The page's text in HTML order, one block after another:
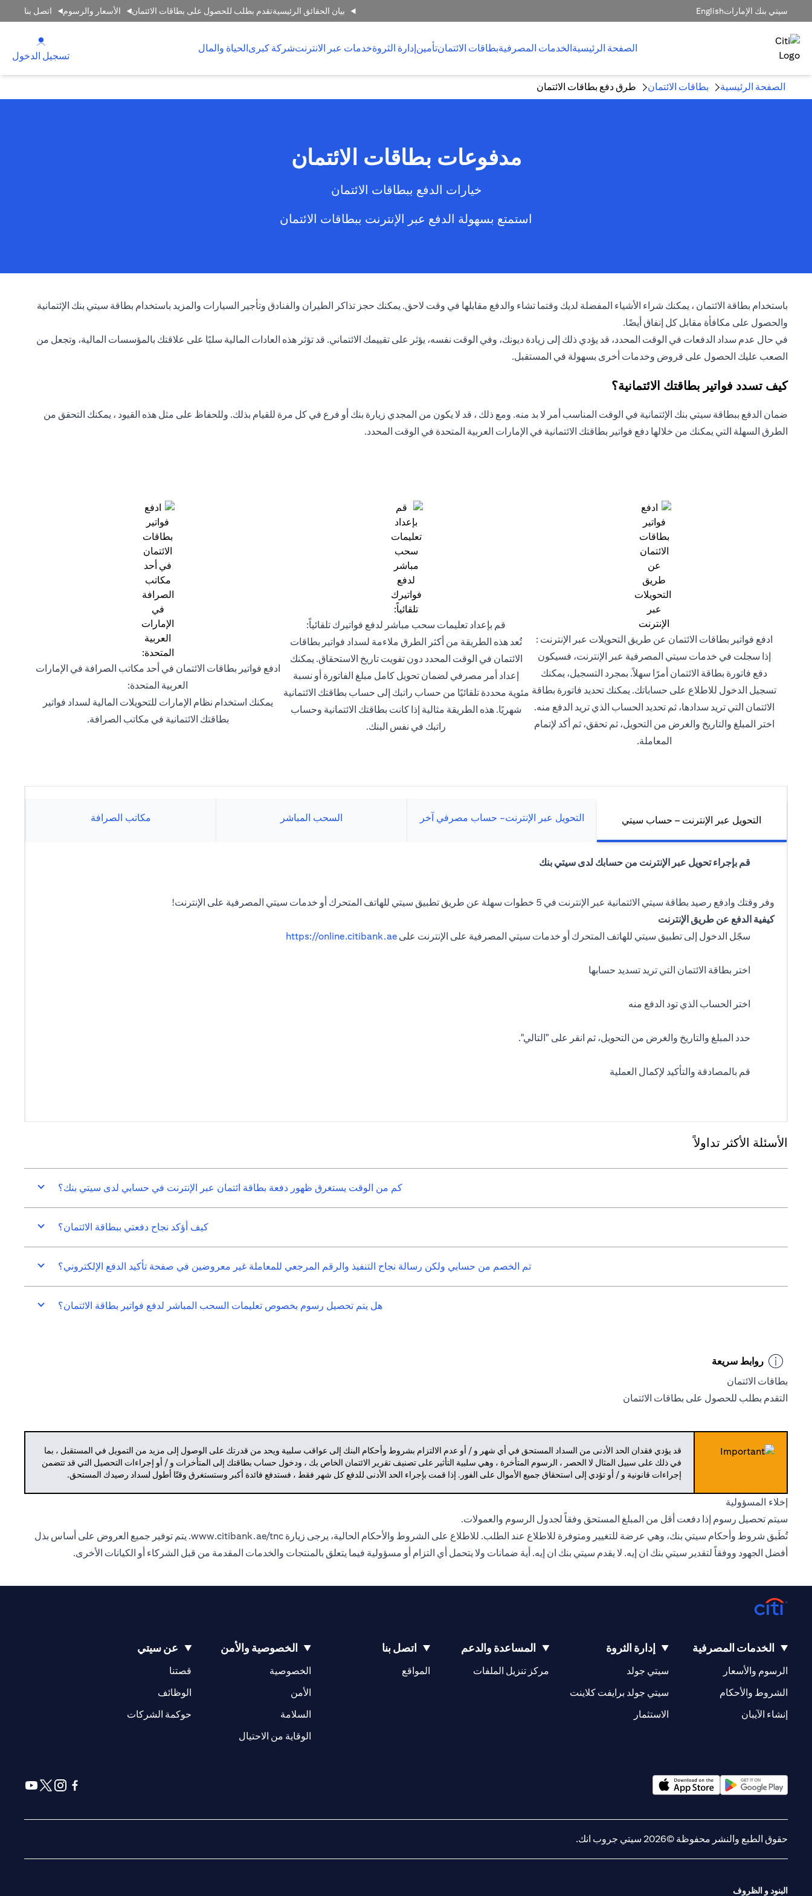
سيتي بنك الإماراتEnglish بيان الحقائق الرئيسيةتقدم بطلب للحصول على بطاقات الائتمان الأسعار والرسوم اتصل بنا
الصفحة الرئيسيةالخدمات المصرفيةبطاقات الائتمانتأمينإدارة الثروةخدمات عبر الانترنتشركة كبرىالحياة والمال
تسجيل الدخول
الصفحة الرئيسية بطاقات الائتمان طرق دفع بطاقات الائتمان
مدفوعات بطاقات الائتمان
خيارات الدفع ببطاقات الائتمان
استمتع بسهولة الدفع عبر الإنترنت ببطاقات الائتمان
باستخدام بطاقة الائتمان ، يمكنك شراء الأشياء المفضلة لديك وقتما تشاء والدفع مقابلها في وقت لاحق. يمكنك حجز تذاكر الطيران والفنادق وتأجير السيارات والمزيد باستخدام بطاقة سيتي بنك الإئتمانية
والحصول على مكافأة مقابل كل إنفاق أيضًا.
في حال عدم سداد الدفعات في الوقت المحدد، قد يؤدي ذلك إلى زيادة ديونك، وفي الوقت نفسه، يؤثر على تقييمك الائتماني. قد تؤثر هذه العادات المالية سلبًا على علاقتك بالمؤسسات المالية، وتجعل من
الصعب عليك الحصول على قروض وخدمات أخرى بسهولة في المستقبل.
كيف تسدد فواتير بطاقتك الائتمانية؟
ضمان الدفع ببطاقة سيتي بنك الإئتمانية في الوقت المناسب أمر لا بد منه. ومع ذلك ، قد لا يكون من المجدي زيارة بنك أو فرع في كل مرة للقيام بذلك. وللحفاظ على مثل هذه القيود ، يمكنك التحقق من
الطرق السهلة التي يمكنك من خلالها دفع فواتير بطاقتك الائتمانية في الإمارات العربية المتحدة في الوقت المحدد.
ادفع فواتير بطاقات الائتمان عن طريق التحويلات عبر الإنترنت :
إذا سجلت في خدمات سيتي المصرفية عبر الإنترنت، فسيكون
دفع فاتورة بطاقة الائتمان أمرًا سهلاً. بمجرد التسجيل، يمكنك
تسجيل الدخول للاطلاع على حساباتك. يمكنك تحديد فاتورة بطاقة
الائتمان التي تريد سدادها، ثم تحديد الحساب الذي تريد الدفع منه.
اختر المبلغ والتاريخ والغرض من التحويل، ثم تحقق، ثم أكد لإتمام
المعاملة.
قم بإعداد تعليمات سحب مباشر لدفع فواتيرك تلقائياً:
تُعد هذه الطريقة من أكثر الطرق ملاءمة لسداد فواتير بطاقات
الائتمان في الوقت المحدد دون تفويت تاريخ الاستحقاق. يمكنك
إعداد أمر مصرفي لضمان تحويل كامل مبلغ الفاتورة أو نسبة
مئوية محددة تلقائيًا من حساب راتبك إلى حساب بطاقتك الائتمانية
شهريًا. هذه الطريقة مثالية إذا كانت بطاقتك الائتمانية وحساب
راتبك في نفس البنك.
ادفع فواتير بطاقات الائتمان في أحد مكاتب الصرافة في الإمارات
العربية المتحدة:
يمكنك استخدام نظام الإمارات للتحويلات المالية لسداد فواتير
بطاقتك الائتمانية في مكاتب الصرافة.
التحويل عبر الإنترنت – حساب سيتي التحويل عبر الإنترنت- حساب مصرفي آخر السحب المباشر مكاتب الصرافة
قم بإجراء تحويل عبر الإنترنت من حسابك لدى سيتي بنك
وفر وقتك وادفع رصيد بطاقة سيتي الائتمانية عبر الإنترنت في 5 خطوات سهلة عن طريق تطبيق سيتي للهاتف المتحرك أو خدمات سيتي المصرفية على الإنترنت!
كيفية الدفع عن طريق الإنترنت
سجّل الدخول إلى تطبيق سيتي للهاتف المتحرك أو خدمات سيتي المصرفية على الإنترنت على https://online.citibank.ae
اختر بطاقة الائتمان التي تريد تسديد حسابها
اختر الحساب الذي تود الدفع منه
حدد المبلغ والتاريخ والغرض من التحويل، ثم انقر على "التالي".
قم بالمصادقة والتأكيد لإكمال العملية
الأسئلة الأكثر تداولاً
كم من الوقت يستغرق ظهور دفعة بطاقة ائتمان عبر الإنترنت في حسابي لدى سيتي بنك؟
كيف أؤكد نجاح دفعتي ببطاقة الائتمان؟
تم الخصم من حسابي ولكن رسالة نجاح التنفيذ والرقم المرجعي للمعاملة غير معروضين في صفحة تأكيد الدفع الإلكتروني؟
هل يتم تحصيل رسوم بخصوص تعليمات السحب المباشر لدفع فواتير بطاقة الائتمان؟
روابط سريعة
بطاقات الائتمان
التقدم بطلب للحصول على بطاقات الائتمان
قد يؤدي فقدان الحد الأدنى من السداد المستحق في أي شهر و / أو عدم الالتزام بشروط وأحكام البنك إلى عواقب سلبية ويحد من قدرتك على الوصول إلى مزيد من التمويل في المستقبل ، بما
في ذلك على سبيل المثال لا الحصر ، الرسوم المتأخرة ، وهي سلبية التأثير على تصنيف تقرير الائتمان الخاص بك ، ودخول حساب بطاقتك إلى المتأخرات و / أو إجراءات التحصيل التي قد تتضمن
إجراءات قانونية و / أو تؤدي إلى استحقاق جميع الأموال على الفور. إذا قمت بإجراء الحد الأدنى للدفع كل شهر فقط ، فستدفع فائدة أكبر وستستغرق وقتًا أطول لسداد رصيدك المستحق.
إخلاء المسؤولية
سيتم تحصيل رسوم إذا دفعت أقل من المبلغ المستحق وفقاً لجدول الرسوم والعمولات.
تُطَبق شروط وأحكام سيتي بنك، وهي عرضة للتغيير ومتوفرة للاطلاع عند الطلب. للاطلاع على الشروط والأحكام الحالية، يرجى زيارة www.citibank.ae/tnc. يتم توفير جميع العروض على أساس بذل
أفضل الجهود ووفقاً لتقدير سيتي بنك ان إيه. لا يقدم سيتي بنك ان إيه. أية ضمانات ولا يتحمل أي التزام أو مسؤولية فيما يتعلق بالمنتجات والخدمات المقدمة من قبل الشركاء أو الكيانات الأخرى.
الخدمات المصرفية
الرسوم والأسعار
الشروط والأحكام
إنشاء الآيبان
إدارة الثروة
سيتي جولد
سيتي جولد برايفت كلاينت
الاستثمار
المساعدة والدعم
مركز تنزيل الملفات
اتصل بنا
المواقع
(opens in a new tab)
الخصوصية والأمن
الخصوصية
الأمن
السلامة
الوقاية من الاحتيال
عن سيتي
قصتنا
(opens in a new tab)
الوظائف
(opens in a new tab)
حوكمة الشركات
(opens in a new tab)
حقوق الطبع والنشر محفوظة ©2026 سيتي جروب انك.
البنود و الظروف